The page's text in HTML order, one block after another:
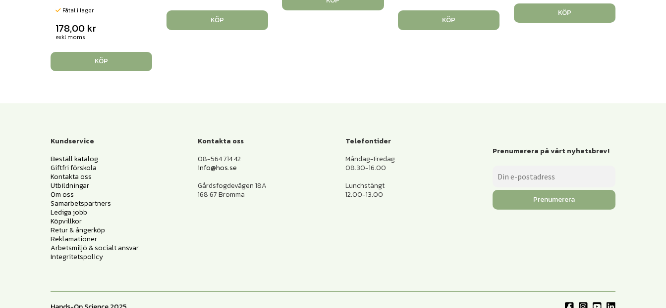
Fåtal i lager
178,00 kr
exkl moms
KÖP
KÖP KÖP
KÖP
Kundservice
Beställ katalog
Giftfri förskola
Kontakta oss
Utbildningar
Om oss
Samarbetspartners
Lediga jobb
Köpvillkor
Retur & ångerköp
Reklamationer
Arbetsmiljö & socialt ansvar
Integritetspolicy
Kontakta oss
08-564 714 42
info@hos.se
Gårdsfogdevägen 18A
168 67 Bromma
Telefontider
Måndag-Fredag
08.30-16.00
Lunchstängt
12.00-13.00
Prenumerera på vårt nyhetsbrev!
Prenumerera